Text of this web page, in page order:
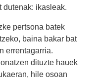
dutenak: ikasleak.
pertsona batek
baina bakar bat
errentagarria.
dituzte hauek
hile osoan